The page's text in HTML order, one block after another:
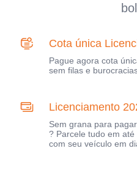
Cota única
Pague agora cota
sem filas e
Licenciamento
Sem grana para
? Parcele tudo em
com seu veículo em